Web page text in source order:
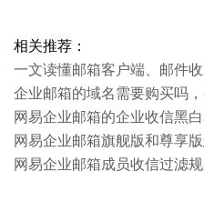
相关推荐：
一文读懂邮箱客户端、邮件
企业邮箱的域名需要购买吗
网易企业邮箱的企业收信黑
网易企业邮箱旗舰版和尊享
网易企业邮箱成员收信过滤